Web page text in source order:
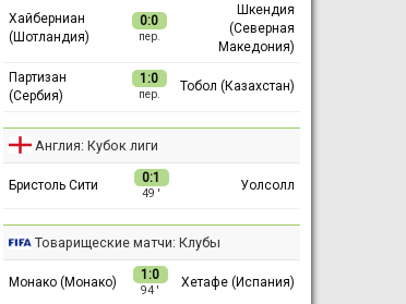
Хайберниан
(Шотландия)
0:0
пер.
Шкендия
(Северная
Македония)
Партизан
(Сербия)
1:0
пер.
Тобол (Казахстан)
Англия: Кубок лиги
Бристоль Сити 0:1
49 ′
Уолсолл
Товарищеские матчи: Клубы
Монако (Монако) 1:0
94 ′
Хетафе (Испания)